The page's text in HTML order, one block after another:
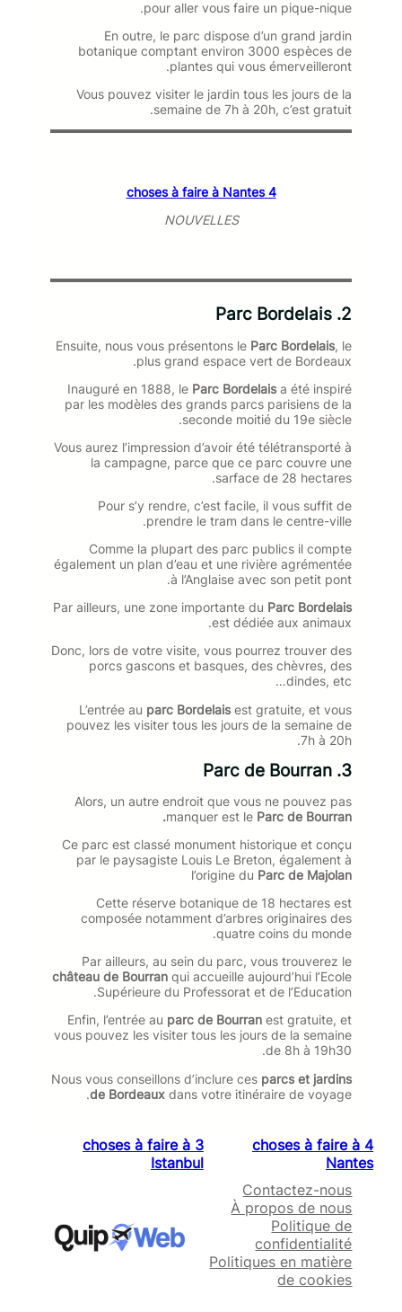
pour aller vous faire un pique-nique.
En outre, le parc dispose d’un grand jardin
botanique comptant environ 3000 espèces de
plantes qui vous émerveilleront.
Vous pouvez visiter le jardin tous les jours de la
semaine de 7h à 20h, c’est gratuit.
4 choses à faire à Nantes
NOUVELLES
2. Parc Bordelais
Ensuite, nous vous présentons le Parc Bordelais, le
plus grand espace vert de Bordeaux.
Inauguré en 1888, le Parc Bordelais a été inspiré
par les modèles des grands parcs parisiens de la
seconde moitié du 19e siècle.
Vous aurez l’impression d’avoir été télétransporté à
la campagne, parce que ce parc couvre une
sarface de 28 hectares.
Pour s’y rendre, c’est facile, il vous suffit de
prendre le tram dans le centre-ville.
Comme la plupart des parc publics il compte
également un plan d’eau et une rivière agrémentée
à l’Anglaise avec son petit pont.
Par ailleurs, une zone importante du Parc Bordelais
est dédiée aux animaux.
Donc, lors de votre visite, vous pourrez trouver des
porcs gascons et basques, des chèvres, des
dindes, etc…
L’entrée au parc Bordelais est gratuite, et vous
pouvez les visiter tous les jours de la semaine de
7h à 20h.
3. Parc de Bourran
Alors, un autre endroit que vous ne pouvez pas
manquer est le Parc de Bourran.
Ce parc est classé monument historique et conçu
par le paysagiste Louis Le Breton, également à
l’origine du Parc de Majolan
Cette réserve botanique de 18 hectares est
composée notamment d’arbres originaires des
quatre coins du monde.
Par ailleurs, au sein du parc, vous trouverez le
château de Bourran qui accueille aujourd’hui l’Ecole
Supérieure du Professorat et de l’Education.
Enfin, l’entrée au parc de Bourran est gratuite, et
vous pouvez les visiter tous les jours de la semaine
de 8h à 19h30.
Nous vous conseillons d’inclure ces parcs et jardins
de Bordeaux dans votre itinéraire de voyage.
4 choses à faire à
Nantes
3 choses à faire à
Istanbul
Contactez-nous
À propos de nous
Politique de
confidentialité
Politiques en matière
de cookies